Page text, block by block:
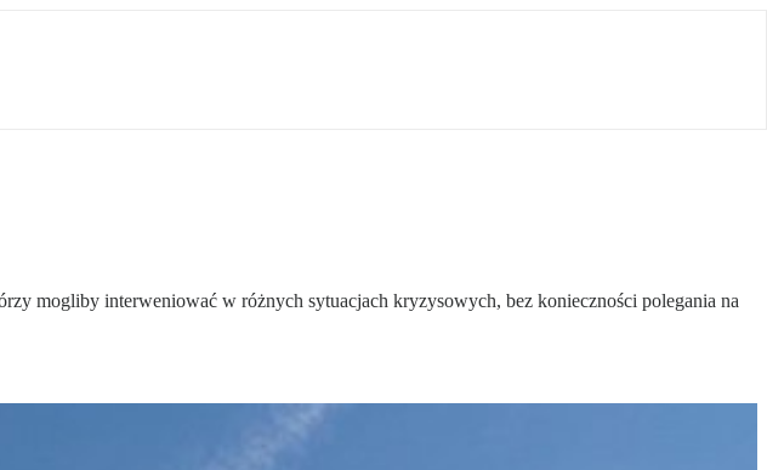
mogliby interweniować w różnych sytuacjach kryzysowych, bez konieczności polegania na